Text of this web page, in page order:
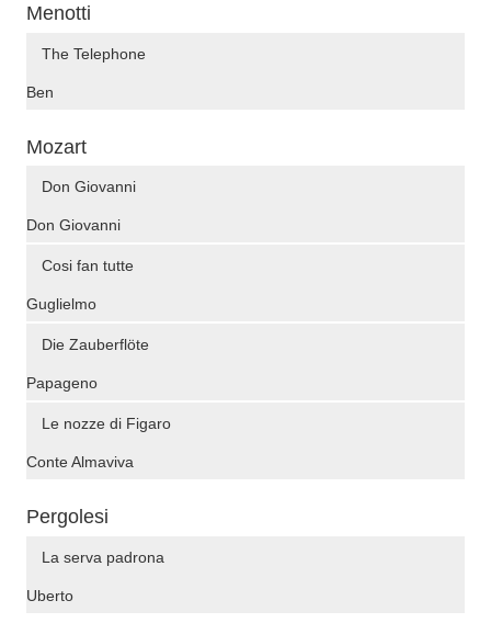
Menotti
The Telephone
Ben
Mozart
Don Giovanni
Don Giovanni
Cosi fan tutte
Guglielmo
Die Zauberflöte
Papageno
Le nozze di Figaro
Conte Almaviva
Pergolesi
La serva padrona
Uberto